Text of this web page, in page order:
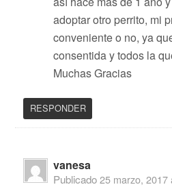
adoptar otro perrito, mi
conveniente o no, ya
consentida y todos la
Muchas Gracias
RESPONDER
vanesa
Publicado25 marzo, 2017